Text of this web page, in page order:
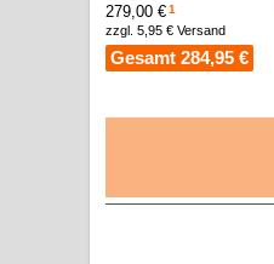
279,00 €1
zzgl. 5,95 € Versand
Gesamt 284,95 €